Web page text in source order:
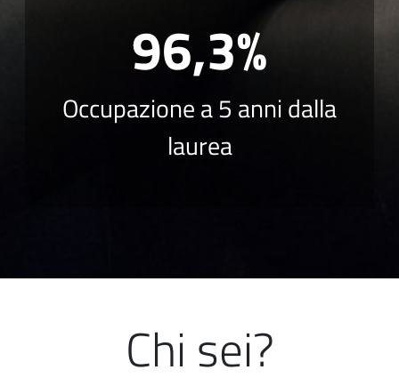
96,3%
Occupazione a 5 anni dalla
laurea
Chi sei?